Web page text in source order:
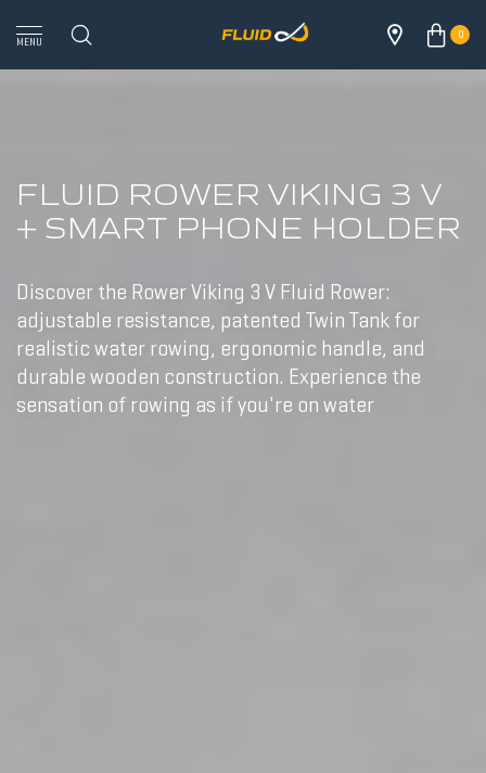
MENU
0
FLUID ROWER VIKING 3 V
+ SMART PHONE HOLDER
Discover the Rower Viking 3 V Fluid Rower:
adjustable resistance, patented Twin Tank for
realistic water rowing, ergonomic handle, and
durable wooden construction. Experience the
sensation of rowing as if you're on water